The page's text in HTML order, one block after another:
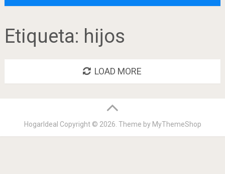
Etiqueta: hijos
LOAD MORE
HogarIdeal Copyright © 2026. Theme by MyThemeShop